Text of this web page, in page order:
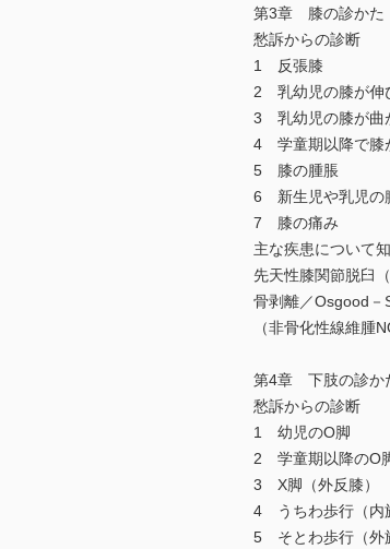
第3章 膝の診かた
愁訴からの診断
1 反張膝
2 乳幼児の膝が伸
3 乳幼児の膝が曲
4 学童期以降で膝
5 膝の腫脹
6 新生児や乳児の
7 膝の痛み
主な疾患について
先天性膝関節脱臼
骨剥離／Osgood－
（非骨化性線維腫
第4章 下肢の診か
愁訴からの診断
1 幼児のO脚
2 学童期以降のO
3 X脚（外反膝）
4 うちわ歩行（内
5 そとわ歩行（外